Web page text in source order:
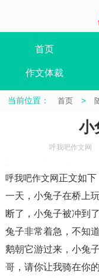
首页
作文体裁
当前位置： 首页 >
小
呼我吧作文网
呼我吧作文网正文如下
一天，小兔子在桥上
断了，小兔子被冲到
兔子非常着急，不知
鹅朝它游过来，小兔
哥，请你让我骑在你